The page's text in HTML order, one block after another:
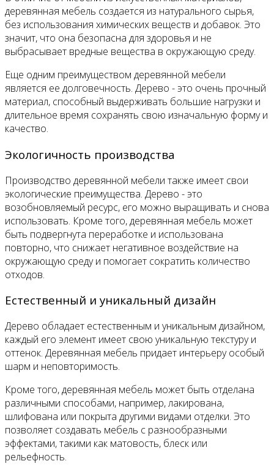
деревянная мебель создается из натурального сырья,
без использования химических веществ и добавок. Это
значит, что она безопасна для здоровья и не
выбрасывает вредные вещества в окружающую среду.
Еще одним преимуществом деревянной мебели
является ее долговечность. Дерево - это очень прочный
материал, способный выдерживать большие нагрузки и
длительное время сохранять свою изначальную форму и
качество.
Экологичность производства
Производство деревянной мебели также имеет свои
экологические преимущества. Дерево - это
возобновляемый ресурс, его можно выращивать и снова
использовать. Кроме того, деревянная мебель может
быть подвергнута переработке и использована
повторно, что снижает негативное воздействие на
окружающую среду и помогает сократить количество
отходов.
Естественный и уникальный дизайн
Дерево обладает естественным и уникальным дизайном,
каждый его элемент имеет свою уникальную текстуру и
оттенок. Деревянная мебель придает интерьеру особый
шарм и неповторимость.
Кроме того, деревянная мебель может быть отделана
различными способами, например, лакирована,
шлифована или покрыта другими видами отделки. Это
позволяет создавать мебель с разнообразными
эффектами, такими как матовость, блеск или
рельефность.